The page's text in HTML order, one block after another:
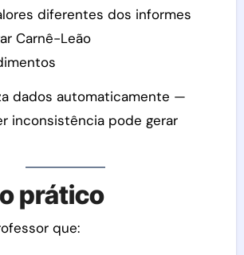
diferentes dos informes
Carnê-Leão
dados automaticamente —
inconsistência pode gerar
prático
que: